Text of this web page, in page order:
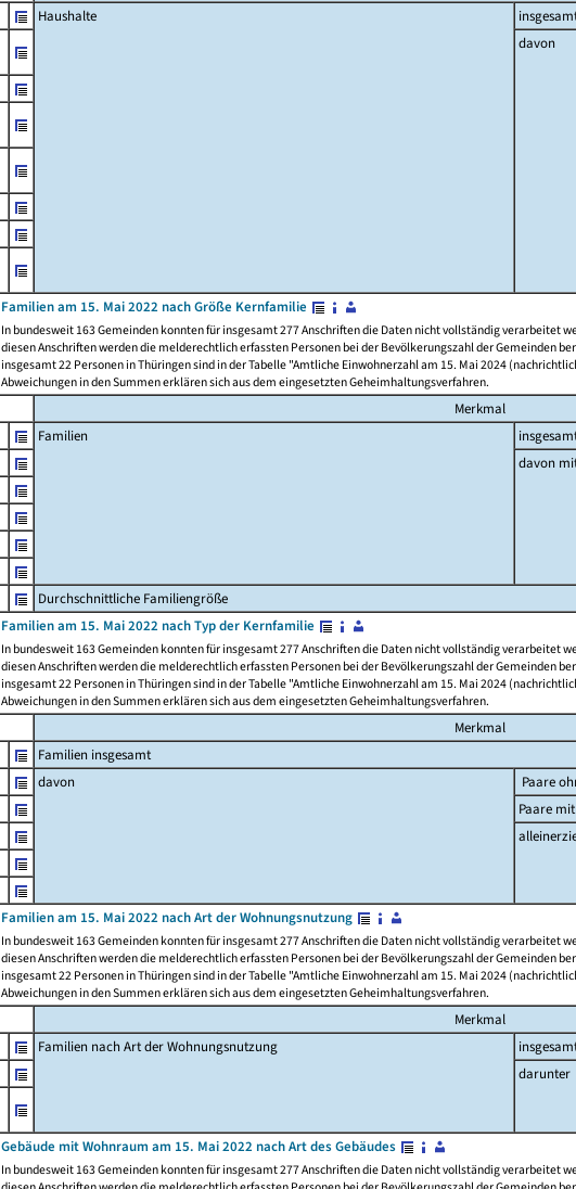
Haushalte
davon
Familien am 15. Mai 2022 nach Größe Kernfamilie
In bundesweit 163 Gemeinden konnten für insgesamt 277 Anschriften die Daten nicht vollständig verarbeitet
diesen Anschriften werden die melderechtlich erfassten Personen bei der Bevölkerungszahl der Gemeinden
insgesamt 22 Personen in Thüringen sind in der Tabelle "Amtliche Einwohnerzahl am 15. Mai 2024
Abweichungen in den Summen erklären sich aus dem eingesetzten Geheimhaltungsverfahren.
Merkmal
Familien
davon
Durchschnittliche Familiengröße
Familien am 15. Mai 2022 nach Typ der Kernfamilie
In bundesweit 163 Gemeinden konnten für insgesamt 277 Anschriften die Daten nicht vollständig verarbeitet
diesen Anschriften werden die melderechtlich erfassten Personen bei der Bevölkerungszahl der Gemeinden
insgesamt 22 Personen in Thüringen sind in der Tabelle "Amtliche Einwohnerzahl am 15. Mai 2024
Abweichungen in den Summen erklären sich aus dem eingesetzten Geheimhaltungsverfahren.
Merkmal
Familien insgesamt
davon
Paare
Paare
Familien am 15. Mai 2022 nach Art der Wohnungsnutzung
In bundesweit 163 Gemeinden konnten für insgesamt 277 Anschriften die Daten nicht vollständig verarbeitet
diesen Anschriften werden die melderechtlich erfassten Personen bei der Bevölkerungszahl der Gemeinden
insgesamt 22 Personen in Thüringen sind in der Tabelle "Amtliche Einwohnerzahl am 15. Mai 2024
Abweichungen in den Summen erklären sich aus dem eingesetzten Geheimhaltungsverfahren.
Merkmal
Familien nach Art der Wohnungsnutzung
darunter
Gebäude mit Wohnraum am 15. Mai 2022 nach Art des Gebäudes
In bundesweit 163 Gemeinden konnten für insgesamt 277 Anschriften die Daten nicht vollständig verarbeitet